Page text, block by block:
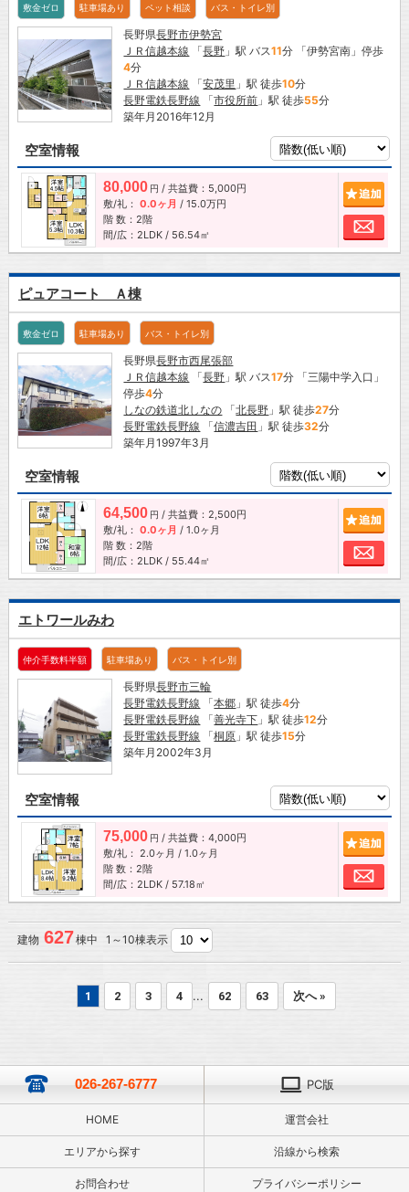
敷金ゼロ 駐車場あり ペット相談 バス・トイレ別
長野県長野市伊勢宮
ＪＲ信越本線 「長野 」駅 バス11分 「伊勢宮南」停歩
4分
ＪＲ信越本線 「安茂里 」駅 徒歩10分
長野電鉄長野線 「市役所前 」駅 徒歩55分
築年月2016年12月
空室情報
80,000 円 / 共益費：5,000円
敷/礼： 0.0ヶ月 / 15.0万円
階 数：2階
間/広：2LDK / 56.54㎡
お
ピュアコート Ａ棟
敷金ゼロ 駐車場あり バス・トイレ別
長野県長野市西尾張部
ＪＲ信越本線 「長野 」駅 バス17分 「三陽中学入口」
停歩4分
しなの鉄道北しなの 「北長野 」駅 徒歩27分
長野電鉄長野線 「信濃吉田 」駅 徒歩32分
築年月1997年3月
空室情報
64,500 円 / 共益費：2,500円
敷/礼： 0.0ヶ月 / 1.0ヶ月
階 数：2階
間/広：2LDK / 55.44㎡
お
エトワールみわ
仲介手数料半額 駐車場あり バス・トイレ別
長野県長野市三輪
長野電鉄長野線 「本郷 」駅 徒歩4分
長野電鉄長野線 「善光寺下 」駅 徒歩12分
長野電鉄長野線 「桐原 」駅 徒歩15分
築年月2002年3月
空室情報
75,000 円 / 共益費：4,000円
敷/礼： 2.0ヶ月 / 1.0ヶ月
階 数：2階
間/広：2LDK / 57.18㎡
お
建物 627棟中 1～10棟表示
1 2 3 4 ... 62 63 次へ »
026-267-6777 PC版
HOME 運営会社
エリアから探す 沿線から検索
お問合わせ プライバシーポリシー